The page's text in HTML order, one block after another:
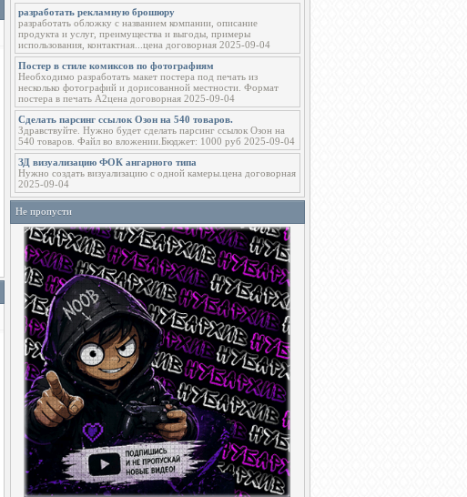
разработать рекламную брошюру
разработать обложку с названием компании, описание
продукта и услуг, преимущества и выгоды, примеры
использования, контактная...цена договорная 2025-09-04
Постер в стиле комиксов по фотографиям
Необходимо разработать макет постера под печать из
несколько фотографий и дорисованной местности. Формат
постера в печать А2цена договорная 2025-09-04
Сделать парсинг ссылок Озон на 540 товаров.
Здравствуйте. Нужно будет сделать парсинг ссылок Озон на
540 товаров. Файл во вложении.Бюджет: 1000 руб 2025-09-04
ЗД визуализацию ФОК ангарного типа
Нужно создать визуализацию с одной камеры.цена договорная
2025-09-04
Не пропусти